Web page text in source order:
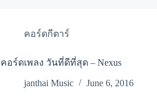
คอร์ดกีตาร์
คอร์ดเพลง วันที่ดีที่สุด – Nexus
janthai Music June 6, 2016